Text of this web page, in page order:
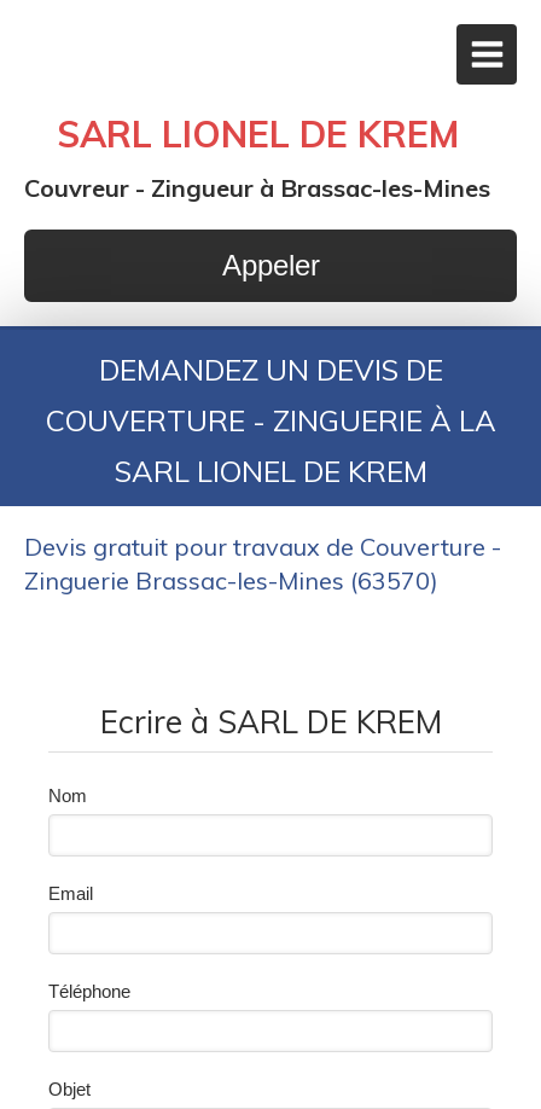
SARL LIONEL DE KREM
Couvreur - Zingueur à Brassac-les-Mines
Appeler
DEMANDEZ UN DEVIS DE
COUVERTURE - ZINGUERIE À LA
SARL LIONEL DE KREM
Devis gratuit pour travaux de Couverture -
Zinguerie Brassac-les-Mines (63570)
Ecrire à SARL DE KREM
Nom
Email
Téléphone
Objet